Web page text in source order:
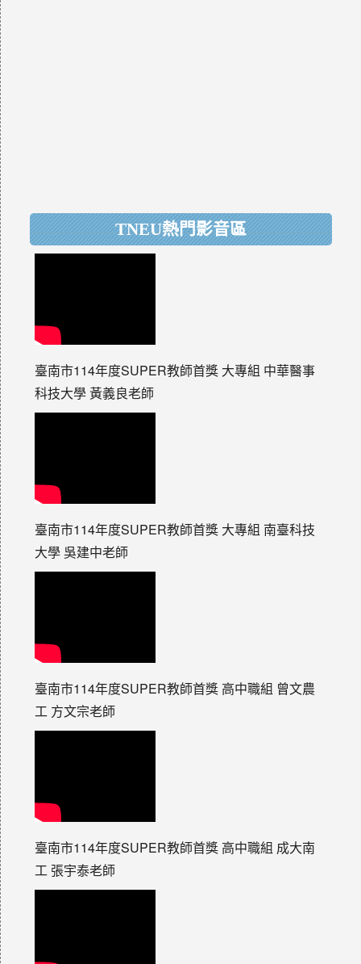
TNEU熱門影音區
臺南市114年度SUPER教師首獎 大專組 中華醫事
科技大學 黃義良老師
臺南市114年度SUPER教師首獎 大專組 南臺科技
大學 吳建中老師
臺南市114年度SUPER教師首獎 高中職組 曾文農
工 方文宗老師
臺南市114年度SUPER教師首獎 高中職組 成大南
工 張宇泰老師